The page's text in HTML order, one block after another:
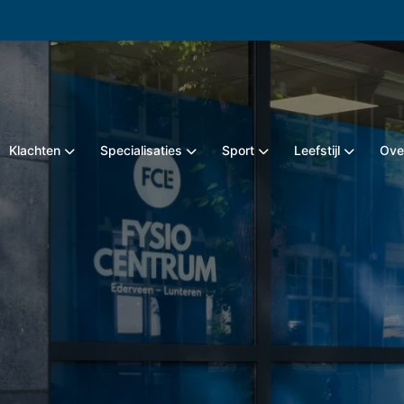
Klachten Specialisaties Sport Leefstijl